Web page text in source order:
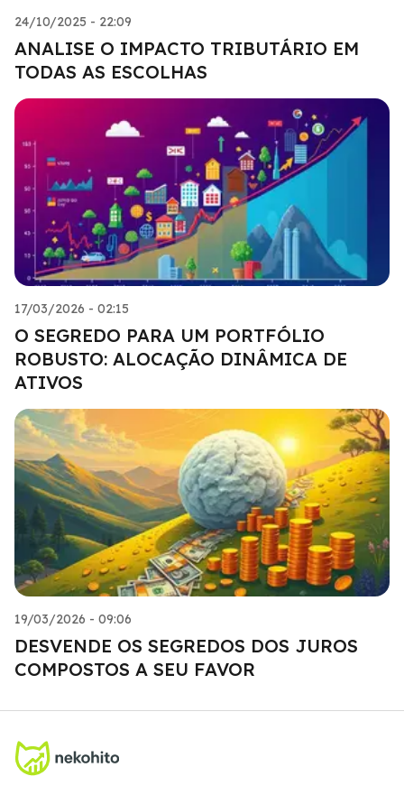
24/10/2025 - 22:09
ANALISE O IMPACTO TRIBUTÁRIO EM
TODAS AS ESCOLHAS
17/03/2026 - 02:15
O SEGREDO PARA UM PORTFÓLIO
ROBUSTO: ALOCAÇÃO DINÂMICA DE
ATIVOS
19/03/2026 - 09:06
DESVENDE OS SEGREDOS DOS JUROS
COMPOSTOS A SEU FAVOR